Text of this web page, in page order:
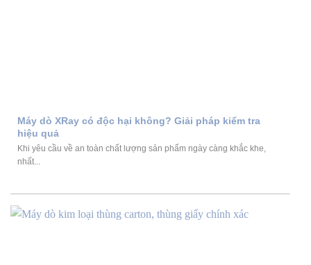
Máy dò XRay có độc hại không? Giải pháp kiểm tra
hiệu quả
Khi yêu cầu về an toàn chất lượng sản phẩm ngày càng khắc khe,
nhất...